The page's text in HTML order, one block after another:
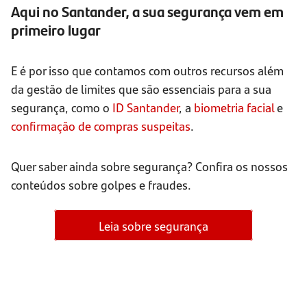
Aqui no Santander, a sua segurança vem em
primeiro lugar
E é por isso que contamos com outros recursos além
da gestão de limites que são essenciais para a sua
segurança, como o ID Santander, a biometria faciale
confirmação de compras suspeitas.
Quer saber ainda sobre segurança? Confira os nossos
conteúdos sobre golpes e fraudes.
Leia sobre segurança